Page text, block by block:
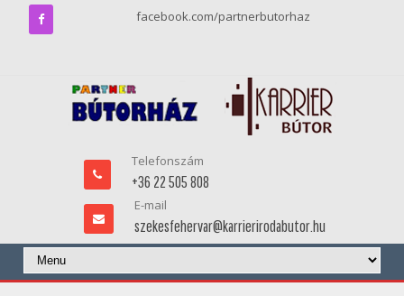
facebook.com/partnerbutorhaz
Telefonszám
+36 22 505 808
E-mail
szekesfehervar@karrierirodabutor.hu